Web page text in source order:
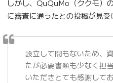
しかし、QuQuMo（ククモ）
に審査に通ったとの投稿が見受
設立して間もないため、
たが必要書類も少なく担
いただきとても感謝して